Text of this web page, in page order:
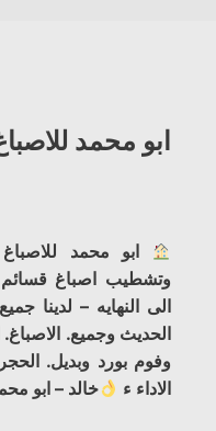
ابو محمد
ابو محمد
وتشطيب اصباغ قسائم
الى النهايه – لدينا
الحديث وجميع.
وفوم بورد وبديل.
الاداء ء
خالد – ابو